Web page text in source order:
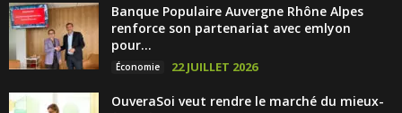
Banque Populaire Auvergne Rhône Alpes
renforce son partenariat avec emlyon
pour...
Économie 22 JUILLET 2026
OuveraSoi veut rendre le marché du mieux-